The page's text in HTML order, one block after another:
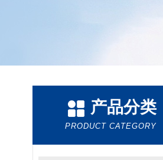
产品分类
PRODUCT CATEGORY